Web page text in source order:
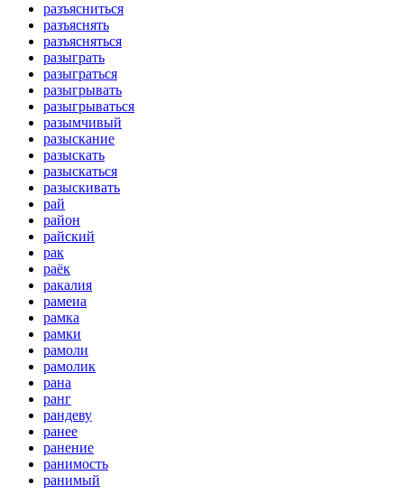
разъясниться
разъяснять
разъясняться
разыграть
разыграться
разыгрывать
разыгрываться
разымчивый
разыскание
разыскать
разыскаться
разыскивать
рай
район
райский
рак
раёк
ракалия
рамеиа
рамка
рамки
рамоли
рамолик
рана
ранг
рандеву
ранее
ранение
ранимость
ранимый